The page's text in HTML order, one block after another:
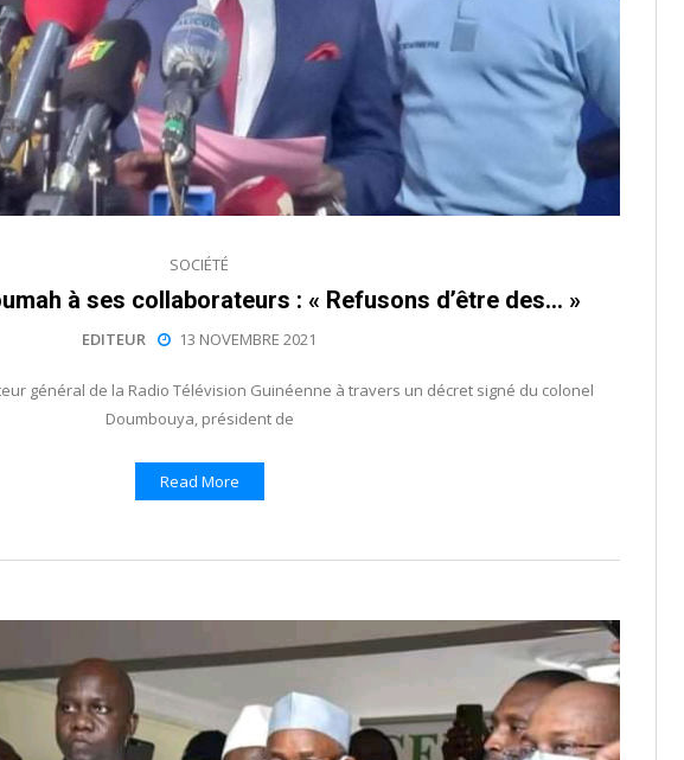
SOCIÉTÉ
à ses collaborateurs : « Refusons d’être des… »
EDITEUR 13 NOVEMBRE 2021
général de la Radio Télévision Guinéenne à travers un décret signé du colonel
Doumbouya, président de
Read More